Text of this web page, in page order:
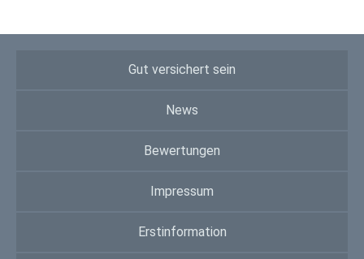
Gut versichert sein
News
Bewertungen
Impressum
Erstinformation